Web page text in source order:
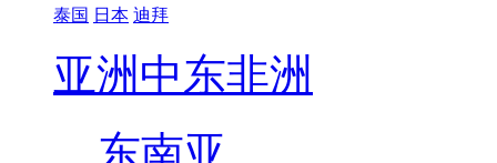
泰国 日本 迪拜
亚洲 中东非洲
东南亚